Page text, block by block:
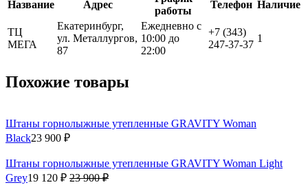
Название Адрес
работы
Телефон Наличие
ТЦ
МЕГА
Екатеринбург,
ул. Металлургов,
87
Ежедневно с
10:00 до
22:00
+7 (343)
247-37-37
1
Похожие товары
Штаны горнолыжные утепленные GRAVITY Woman
Black23 900 ₽
Штаны горнолыжные утепленные GRAVITY Woman Light
Grey19 120 ₽ 23 900 ₽